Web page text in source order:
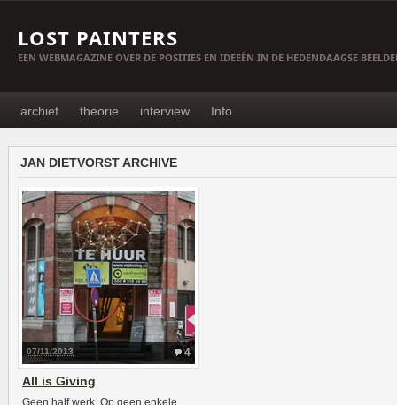
LOST PAINTERS
EEN WEBMAGAZINE OVER DE POSITIES EN IDEEËN IN DE HEDENDAAGSE
archief theorie interview Info
JAN DIETVORST ARCHIVE
4
07/11/2013
All is Giving
Geen half werk. Op geen enkele